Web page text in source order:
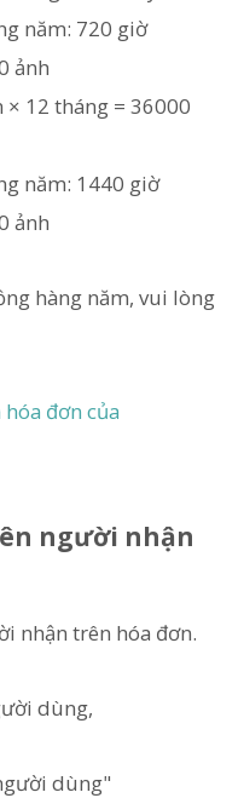
năm: 720 giờ
ảnh
12 tháng = 36000
năm: 1440 giờ
ảnh
hàng năm, vui lòng
đơn của
người nhận
nhận trên hóa đơn.
dùng,
dùng"